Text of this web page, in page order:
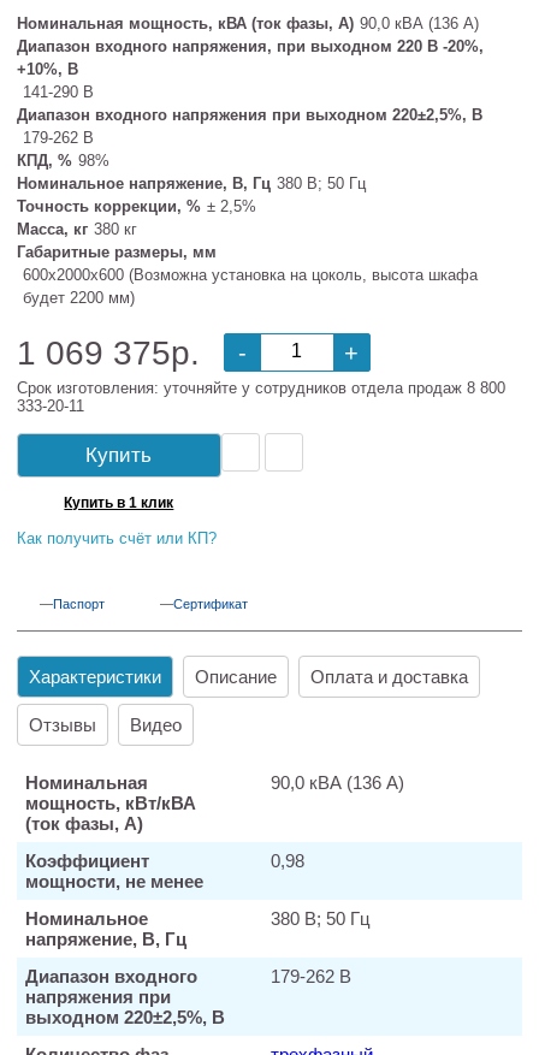
Номинальная мощность, кВА (ток фазы, А) 90,0 кВА (136 А)
Диапазон входного напряжения, при выходном 220 В -20%,
+10%, В
141-290 В
Диапазон входного напряжения при выходном 220±2,5%, В
179-262 В
КПД, % 98%
Номинальное напряжение, В, Гц 380 В; 50 Гц
Точность коррекции, % ± 2,5%
Масса, кг 380 кг
Габаритные размеры, мм
600х2000х600 (Возможна установка на цоколь, высота шкафа
будет 2200 мм)
1 069 375р. - +
Срок изготовления: уточняйте у сотрудников отдела продаж 8 800
333-20-11
Купить
Купить в 1 клик
Как получить счёт или КП?
Паспорт Сертификат
Характеристики Описание Оплата и доставка
Отзывы Видео
Номинальная
мощность, кВт/кВА
(ток фазы, А)
90,0 кВА (136 А)
Коэффициент
мощности, не менее
0,98
Номинальное
напряжение, В, Гц
380 В; 50 Гц
Диапазон входного
напряжения при
выходном 220±2,5%, В
179-262 В